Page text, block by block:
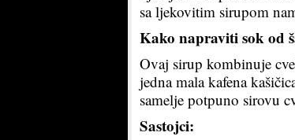
sa ljekovitim sirupom
Kako napraviti sok od
Ovaj sirup kombinuje
jedna mala kafena
samelje potpuno sirovu
Sastojci: